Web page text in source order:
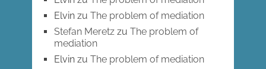
Elvinzu The problem of mediation
Stefan Meretzzu The problem of
mediation
Elvinzu The problem of mediation